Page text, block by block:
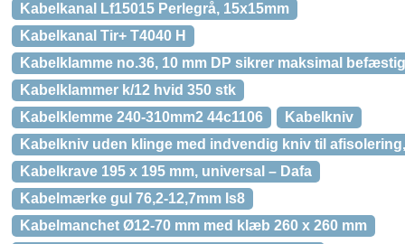
Kabelkanal Lf15015 Perlegrå, 15x15mm
Kabelkanal Tir+ T4040 H
Kabelklamme no.36, 10 mm DP sikrer maksimal
Kabelklammer k/12 hvid 350 stk
Kabelklemme 240-310mm2 44c1106
Kabelkniv
Kabelkniv uden klinge med indvendig kniv til
Kabelkrave 195 x 195 mm, universal – Dafa
Kabelmærke gul 76,2-12,7mm ls8
Kabelmanchet Ø12-70 mm med klæb 260 x 260 mm